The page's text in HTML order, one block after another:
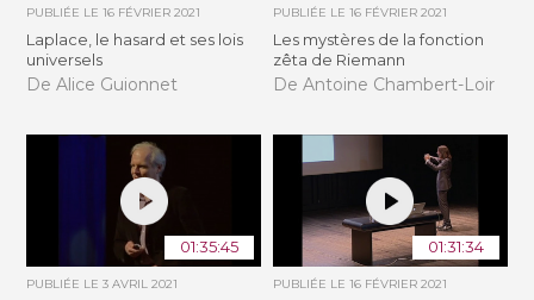
PUBLIÉE LE16 FÉVRIER 2021
Laplace, le hasard et ses lois
universels
De Alice Guionnet
PUBLIÉE LE 16 FÉVRIER 2021
Les mystères de la fonction
zêta de Riemann
De Antoine Chambert-Loir
01:35:45
PUBLIÉE LE3 AVRIL 2021
01:31:34
PUBLIÉE LE 16 FÉVRIER 2021